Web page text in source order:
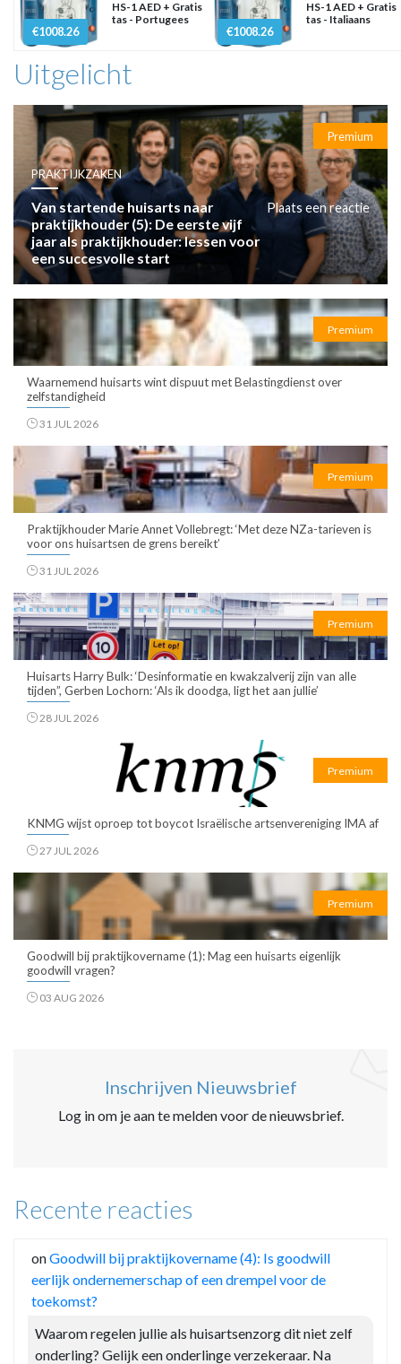
€1008.26
HS-1 AED + Gratis
tas - Portugees
€1008.26
HS-1 AED + Gratis
tas - Italiaans
Uitgelicht
Premium
PRAKTIJKZAKEN
Van startende huisarts naar
praktijkhouder (5): De eerste vijf
jaar als praktijkhouder: lessen voor
een succesvolle start
Plaats een reactie
Premium
Waarnemend huisarts wint dispuut met Belastingdienst over
zelfstandigheid
31 JUL 2026
Premium
Praktijkhouder Marie Annet Vollebregt: ‘Met deze NZa-tarieven is
voor ons huisartsen de grens bereikt’
31 JUL 2026
Premium
Huisarts Harry Bulk: ‘Desinformatie en kwakzalverij zijn van alle
tijden”, Gerben Lochorn: ‘Als ik doodga, ligt het aan jullie’
28 JUL 2026
Premium
KNMG wijst oproep tot boycot Israëlische artsenvereniging IMA af
27 JUL 2026
Premium
Goodwill bij praktijkovername (1): Mag een huisarts eigenlijk
goodwill vragen?
03 AUG 2026
Inschrijven Nieuwsbrief
Log in om je aan te melden voor de nieuwsbrief.
Recente reacties
onGoodwill bij praktijkovername (4): Is goodwill
eerlijk ondernemerschap of een drempel voor de
toekomst?
Waarom regelen jullie als huisartsenzorg dit niet zelf
onderling? Gelijk een onderlinge verzekeraar. Na